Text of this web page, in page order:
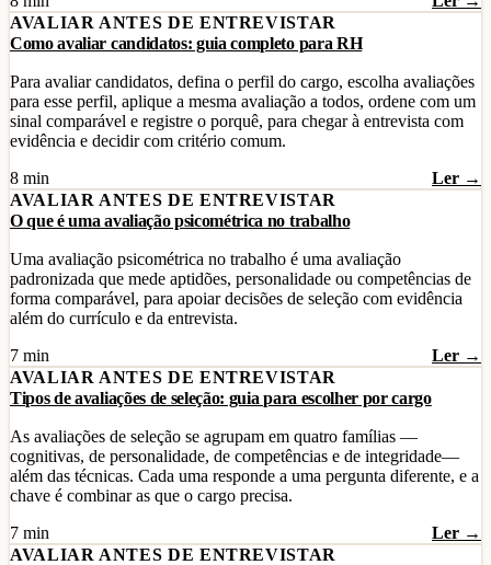
AVALIAR ANTES DE ENTREVISTAR
Como avaliar candidatos: guia completo para RH
Para avaliar candidatos, defina o perfil do cargo, escolha avaliações
para esse perfil, aplique a mesma avaliação a todos, ordene com um
sinal comparável e registre o porquê, para chegar à entrevista com
evidência e decidir com critério comum.
8 min
Ler →
AVALIAR ANTES DE ENTREVISTAR
O que é uma avaliação psicométrica no trabalho
Uma avaliação psicométrica no trabalho é uma avaliação
padronizada que mede aptidões, personalidade ou competências de
forma comparável, para apoiar decisões de seleção com evidência
além do currículo e da entrevista.
7 min
Ler →
AVALIAR ANTES DE ENTREVISTAR
Tipos de avaliações de seleção: guia para escolher por cargo
As avaliações de seleção se agrupam em quatro famílias —
cognitivas, de personalidade, de competências e de integridade—
além das técnicas. Cada uma responde a uma pergunta diferente, e a
chave é combinar as que o cargo precisa.
7 min
Ler →
AVALIAR ANTES DE ENTREVISTAR